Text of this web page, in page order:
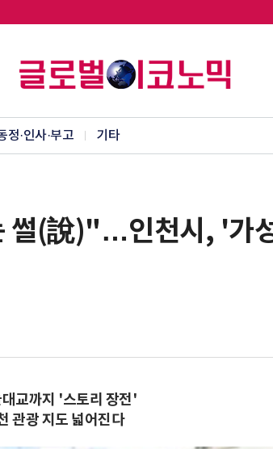
정·인사·부고 기타
썰(說)"…인천시, '가
교까지 '스토리 장전'
관광 지도 넓어진다